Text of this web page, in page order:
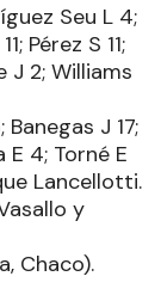
Seu L 4;
Pérez S 11;
J 2; Williams
J 17;
4; Torné E
Lancellotti.
y
Chaco).